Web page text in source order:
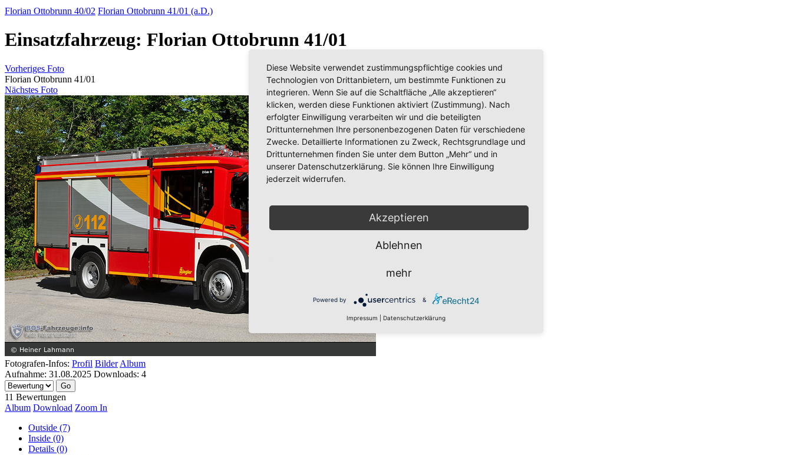
Florian Ottobrunn 40/02 Florian Ottobrunn 41/01 (a.D.)
Einsatzfahrzeug: Florian Ottobrunn 41/01
Vorheriges Foto
Florian Ottobrunn 41/01
Nächstes Foto
Fotografen-Infos: Profil Bilder Album
Aufnahme: 31.08.2025 Downloads: 4
11 Bewertungen
Album Download Zoom In
Outside (7)
Inside (0)
Details (0)
Diese Website verwendet zustimmungspflichtige cookies und
Technologien von Drittanbietern, um bestimmte Funktionen zu
integrieren. Wenn Sie auf die Schaltfläche „Alle akzeptieren“
klicken, werden diese Funktionen aktiviert (Zustimmung). Nach
erfolgter Einwilligung verarbeiten wir und die beteiligten
Drittunternehmen Ihre personenbezogenen Daten für verschiedene
Zwecke. Detaillierte Informationen zu Zweck, Rechtsgrundlage und
Drittunternehmen finden Sie unter dem Button „Mehr“ und in
unserer Datenschutzerklärung. Sie können Ihre Einwilligung
jederzeit widerrufen.
Akzeptieren
Ablehnen
mehr
Powered by &
Impressum Datenschutzerklärung